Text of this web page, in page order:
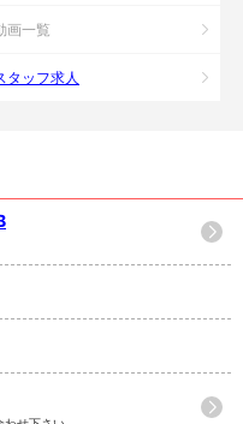
画一覧
タッフ求人